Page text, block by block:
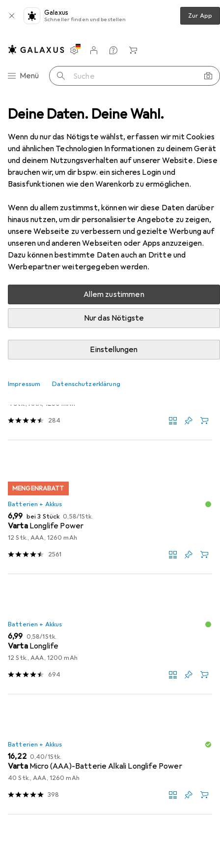
Deine Daten. Deine Wahl.
Wenn du nur das Nötigste wählst, erfassen wir mit Cookies
und ähnlichen Technologien Informationen zu deinem Gerät
und deinem Nutzungsverhalten auf unserer Website. Diese
brauchen wir, um dir bspw. ein sicheres Login und
Basisfunktionen wie den Warenkorb zu ermöglichen.
Wenn du allem zustimmst, können wir diese Daten darüber
hinaus nutzen, um dir personalisierte Angebote zu zeigen,
unsere Webseite zu verbessern und gezielte Werbung auf
unseren und anderen Webseiten oder Apps anzuzeigen.
Dazu können bestimmte Daten auch an Dritte und
Werbepartner weitergegeben werden.
Allem zustimmen
Nur das Nötigste
Einstellungen
Impressum Datenschutzerklärung
Galaxus
Schneller finden und bestellen Zur App
Navigation nach Kategorien
Menü Suche
Einstellungen
Kundenkonto
Vergleichslisten
Merklisten
Warenkorb
Alkoholtester Ace A Alkoholtester
EUR
63,–
AceA Alkoholtester
Zubehör für Ace A Alkoholtester
Hier findest du passendes Zubehör zum Produkt Ace A
Produktliste
EUR
3,59 bei 3 Stück 0,90/1Stk.
4 Stk., AAA, 1260 mAh
284
MENGENRABATT
Batterien + Akkus
EUR
6,99 bei 3 Stück EUR
0,58/1Stk.
Varta Longlife Power
12 Stk., AAA, 1260 mAh
2561
Batterien + Akkus
EUR
6,99 EUR
0,58/1Stk.
Varta Longlife
12 Stk., AAA, 1200 mAh
694
Batterien + Akkus
EUR
16,22 EUR
0,40/1Stk.
Varta Micro (AAA)-Batterie Alkali Longlife Power
40 Stk., AAA, 1260 mAh
398